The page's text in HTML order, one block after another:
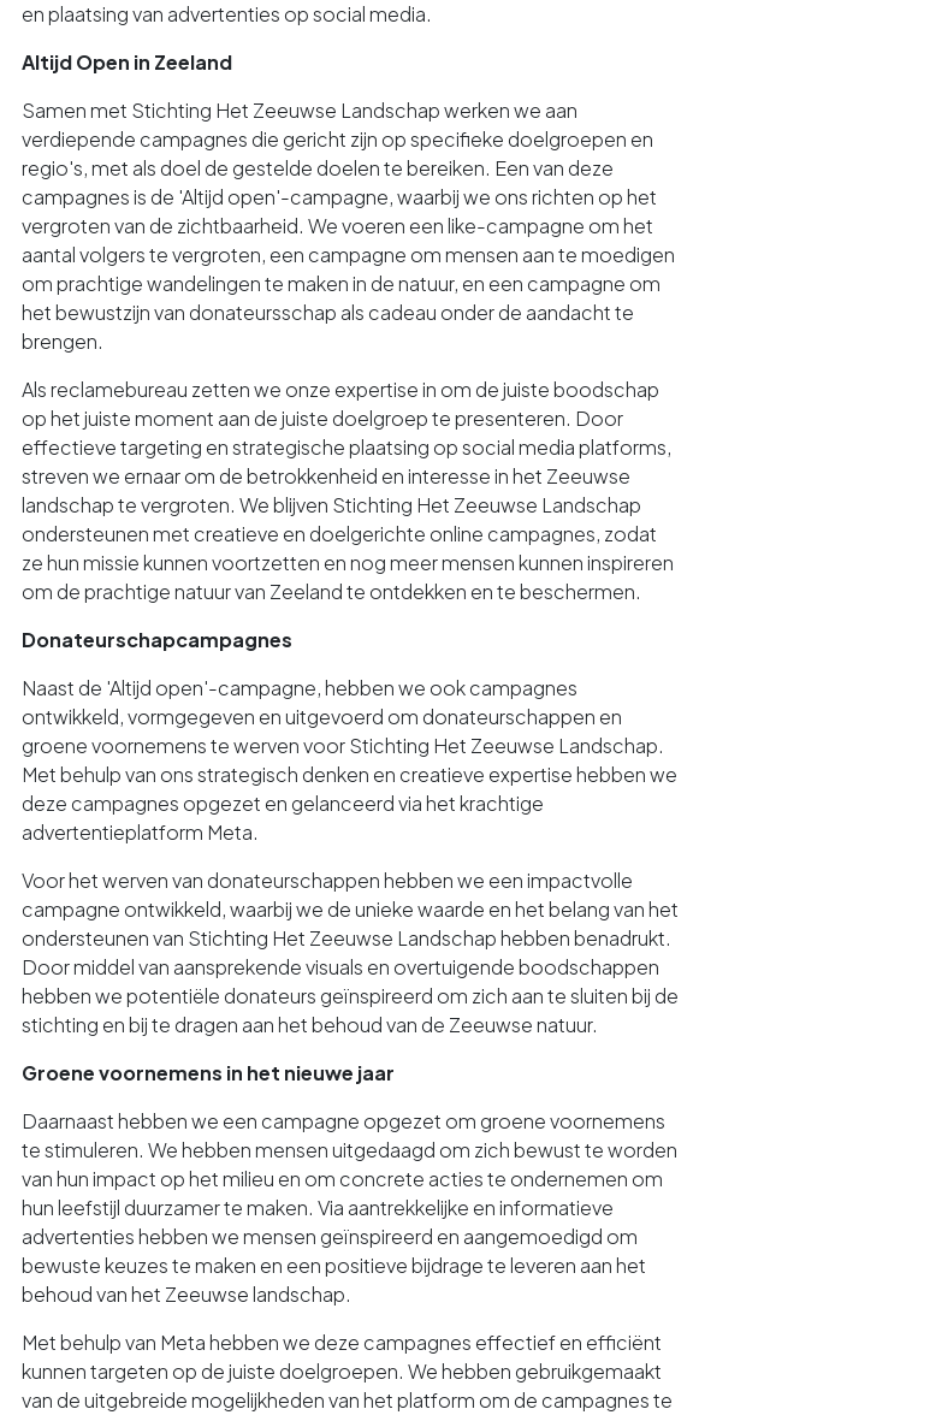
en plaatsing van advertenties op social media.
Altijd Open in Zeeland
Samen met Stichting Het Zeeuwse Landschap werken we aan
verdiepende campagnes die gericht zijn op specifieke doelgroepen en
regio's, met als doel de gestelde doelen te bereiken. Een van deze
campagnes is de 'Altijd open'-campagne, waarbij we ons richten op het
vergroten van de zichtbaarheid. We voeren een like-campagne om het
aantal volgers te vergroten, een campagne om mensen aan te moedigen
om prachtige wandelingen te maken in de natuur, en een campagne om
het bewustzijn van donateursschap als cadeau onder de aandacht te
brengen.
Als reclamebureau zetten we onze expertise in om de juiste boodschap
op het juiste moment aan de juiste doelgroep te presenteren. Door
effectieve targeting en strategische plaatsing op social media platforms,
streven we ernaar om de betrokkenheid en interesse in het Zeeuwse
landschap te vergroten. We blijven Stichting Het Zeeuwse Landschap
ondersteunen met creatieve en doelgerichte online campagnes, zodat
ze hun missie kunnen voortzetten en nog meer mensen kunnen inspireren
om de prachtige natuur van Zeeland te ontdekken en te beschermen.
Donateurschapcampagnes
Naast de 'Altijd open'-campagne, hebben we ook campagnes
ontwikkeld, vormgegeven en uitgevoerd om donateurschappen en
groene voornemens te werven voor Stichting Het Zeeuwse Landschap.
Met behulp van ons strategisch denken en creatieve expertise hebben we
deze campagnes opgezet en gelanceerd via het krachtige
advertentieplatform Meta.
Voor het werven van donateurschappen hebben we een impactvolle
campagne ontwikkeld, waarbij we de unieke waarde en het belang van het
ondersteunen van Stichting Het Zeeuwse Landschap hebben benadrukt.
Door middel van aansprekende visuals en overtuigende boodschappen
hebben we potentiële donateurs geïnspireerd om zich aan te sluiten bij de
stichting en bij te dragen aan het behoud van de Zeeuwse natuur.
Groene voornemens in het nieuwe jaar
Daarnaast hebben we een campagne opgezet om groene voornemens
te stimuleren. We hebben mensen uitgedaagd om zich bewust te worden
van hun impact op het milieu en om concrete acties te ondernemen om
hun leefstijl duurzamer te maken. Via aantrekkelijke en informatieve
advertenties hebben we mensen geïnspireerd en aangemoedigd om
bewuste keuzes te maken en een positieve bijdrage te leveren aan het
behoud van het Zeeuwse landschap.
Met behulp van Meta hebben we deze campagnes effectief en efficiënt
kunnen targeten op de juiste doelgroepen. We hebben gebruikgemaakt
van de uitgebreide mogelijkheden van het platform om de campagnes te